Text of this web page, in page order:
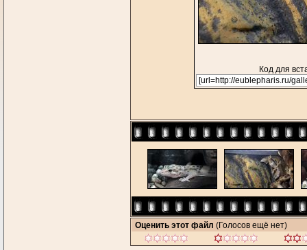
Код для
Оценить этот файл (Голосов ещё нет)